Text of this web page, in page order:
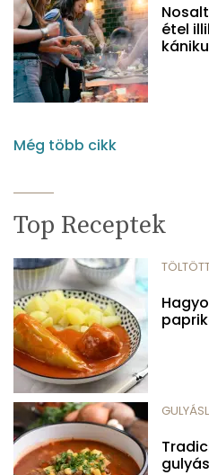
étel
Még több cikk
Top Receptek